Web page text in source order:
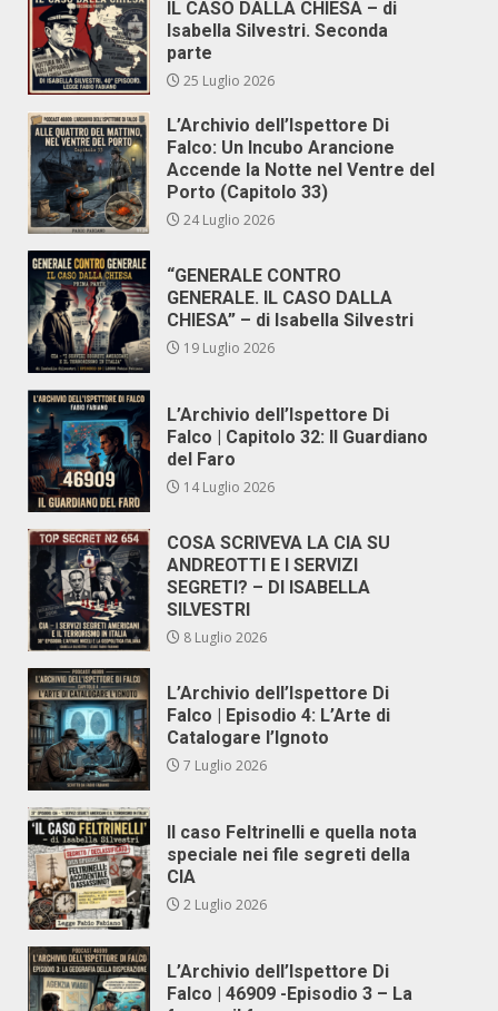
IL CASO DALLA CHIESA – di
Isabella Silvestri. Seconda
parte
25 Luglio 2026
L’Archivio dell’Ispettore Di
Falco: Un Incubo Arancione
Accende la Notte nel Ventre del
Porto (Capitolo 33)
24 Luglio 2026
“GENERALE CONTRO
GENERALE. IL CASO DALLA
CHIESA” – di Isabella Silvestri
19 Luglio 2026
L’Archivio dell’Ispettore Di
Falco | Capitolo 32: Il Guardiano
del Faro
14 Luglio 2026
COSA SCRIVEVA LA CIA SU
ANDREOTTI E I SERVIZI
SEGRETI? – DI ISABELLA
SILVESTRI
8 Luglio 2026
L’Archivio dell’Ispettore Di
Falco | Episodio 4: L’Arte di
Catalogare l’Ignoto
7 Luglio 2026
Il caso Feltrinelli e quella nota
speciale nei file segreti della
CIA
2 Luglio 2026
L’Archivio dell’Ispettore Di
Falco | 46909 -Episodio 3 – La